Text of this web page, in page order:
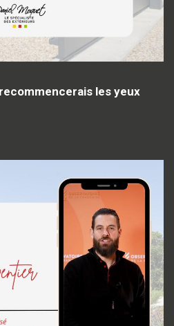
les yeux